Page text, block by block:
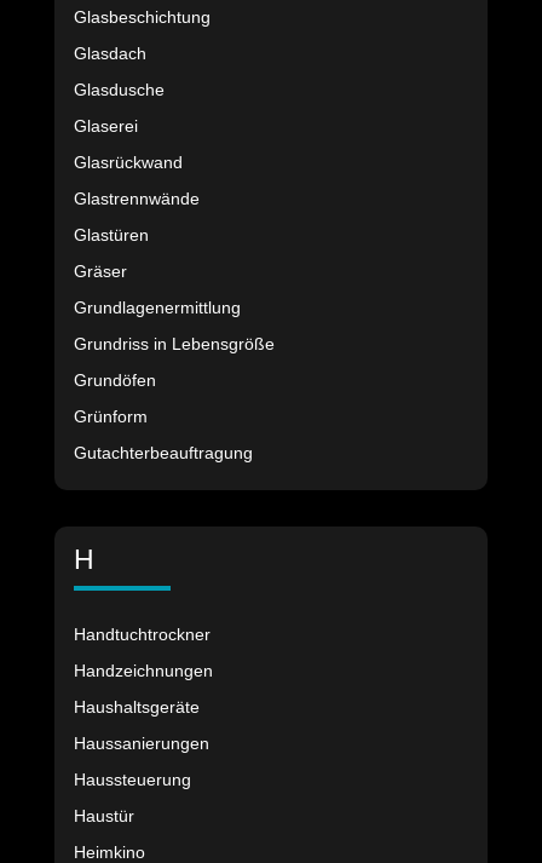
Glasbeschichtung
Glasdach
Glasdusche
Glaserei
Glasrückwand
Glastrennwände
Glastüren
Gräser
Grundlagenermittlung
Grundriss in Lebensgröße
Grundöfen
Grünform
Gutachterbeauftragung
H
Handtuchtrockner
Handzeichnungen
Haushaltsgeräte
Haussanierungen
Haussteuerung
Haustür
Heimkino